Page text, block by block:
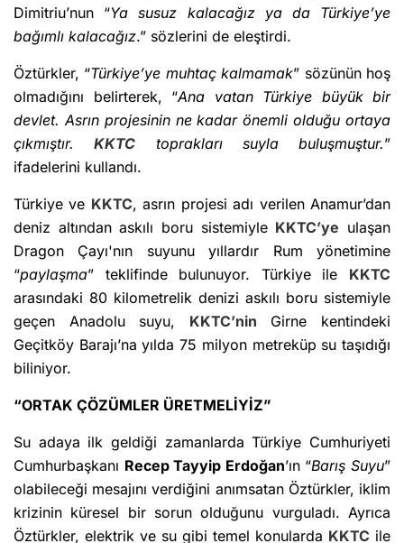
Dimitriu’nun “Ya susuz kalacağız ya da Türkiye’ye
bağımlı kalacağız.” sözlerini de eleştirdi.
Öztürkler, “Türkiye’ye muhtaç kalmamak” sözünün hoş
olmadığını belirterek, “Ana vatan Türkiye büyük bir
devlet. Asrın projesinin ne kadar önemli olduğu ortaya
çıkmıştır.KKTC toprakları suyla buluşmuştur.”
ifadelerini kullandı.
Türkiye ve KKTC, asrın projesi adı verilen Anamur’dan
deniz altından askılı boru sistemiyle KKTC’ye ulaşan
Dragon Çayı'nın suyunu yıllardır Rum yönetimine
“paylaşma” teklifinde bulunuyor. Türkiye ile KKTC
arasındaki 80 kilometrelik denizi askılı boru sistemiyle
geçen Anadolu suyu, KKTC’nin Girne kentindeki
Geçitköy Barajı’na yılda 75 milyon metreküp su taşıdığı
biliniyor.
“ORTAK ÇÖZÜMLER ÜRETMELİYİZ”
Su adaya ilk geldiği zamanlarda Türkiye Cumhuriyeti
Cumhurbaşkanı Recep Tayyip Erdoğan’ın “Barış Suyu”
olabileceği mesajını verdiğini anımsatan Öztürkler, iklim
krizinin küresel bir sorun olduğunu vurguladı. Ayrıca
Öztürkler, elektrik ve su gibi temel konularda KKTC ile